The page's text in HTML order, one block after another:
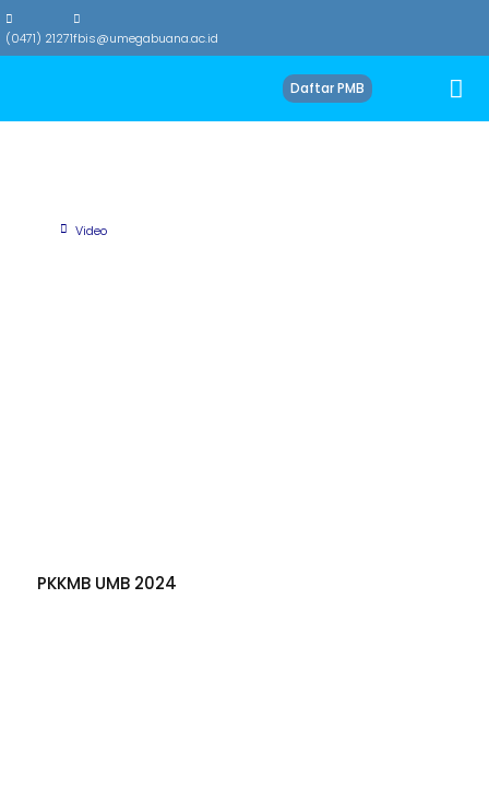
(0471) 21271fbis@umegabuana.ac.id
Daftar PMB
Video
PKKMB UMB 2024